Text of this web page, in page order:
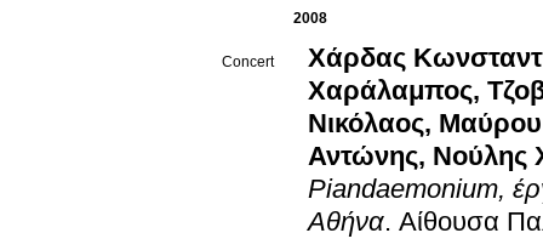
2008
Concert
Χάρδας
Χαράλαμπος,
Νικόλαος, Μαύρου
Αντώνης, Νούλης
Piandaemonium,
Αθήνα. Αίθουσα